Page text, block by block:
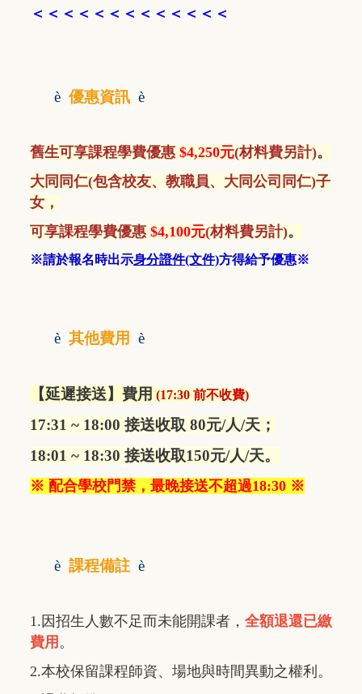
＜＜ ＜＜＜ ＜＜＜＜＜＜＜＜
è 優惠資訊 è
舊生可享課程學費優惠 $4,250元(材料費另計)。
大同同仁(包含校友、教職員、大同公司同仁)子
女，
可享課程學費優惠 $4,100元(材料費另計)。
※請於報名時出示身分證件(文件)方得給予優惠※
è 其他費用 è
【延遲接送】費用 (17:30 前不收費)
17:31 ~ 18:00 接送收取 80元/人/天；
18:01 ~ 18:30 接送收取150元/人/天。
※ 配合學校門禁，最晚接送不超過18:30 ※
è 課程備註 è
1.因招生人數不足而未能開課者， 全額退還已繳
費用 。
2.本校保留課程師資、場地與時間異動之權利。